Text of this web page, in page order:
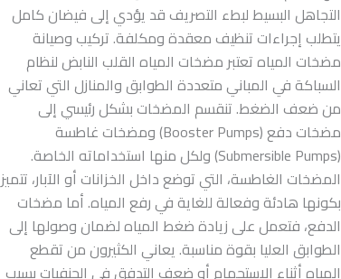
التجاهل البسيط لبطء التصريف قد يؤدي إلى فيضان كامل
يتطلب إجراءات تنظيف معقدة ومكلفة. تركيب وصيانة
مضخات المياه تعتبر مضخات المياه القلب النابض لنظام
السباكة في المباني متعددة الطوابق والمنازل التي تعاني
من ضعف الضغط. تنقسم المضخات بشكل رئيسي إلى
مضخات دفع (Booster Pumps) ومضخات غاطسة
(Submersible Pumps) ولكل منها استخداماته الخاصة.
المضخات الغاطسة، التي توضع داخل الخزانات أو الآبار، تتميز
بكونها هادئة وفعالة للغاية في رفع المياه. أما مضخات
الدفع، فتعمل على زيادة ضغط المياه لضمان وصولها إلى
الطوابق العليا بقوة مناسبة. يعاني الكثيرون من تقطع
المياه أثناء الاستحمام أو ضعف التدفق في الحنفيات بسبب